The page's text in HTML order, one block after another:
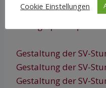
Vorlage | Protokoll
Gestaltung der SV-
Gestaltung der SV-
Gestaltung der SV-
Cookie Einstellungen